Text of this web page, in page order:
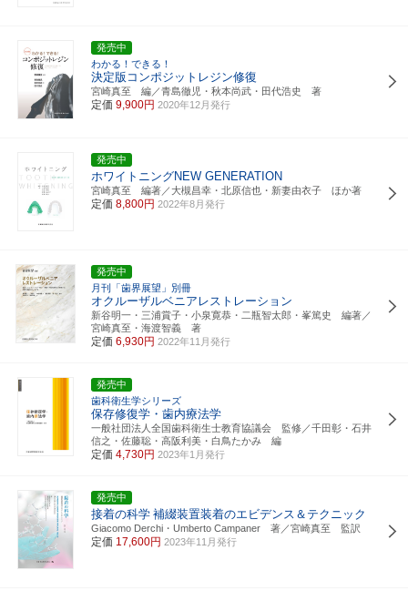
発売中
わかる！できる！
決定版コンポジットレジン修復
宮崎真至 編／青島徹児・秋本尚武・田代浩史 著
定価 9,900円 2020年12月発行
発売中
ホワイトニングNEW GENERATION
宮崎真至 編著／大槻昌幸・北原信也・新妻由衣子 ほか著
定価 8,800円 2022年8月発行
発売中
月刊「歯界展望」別冊
オクルーザルベニアレストレーション
新谷明一・三浦賞子・小泉寛恭・二瓶智太郎・峯篤史 編著／
宮崎真至・海渡智義 著
定価 6,930円 2022年11月発行
発売中
歯科衛生学シリーズ
保存修復学・歯内療法学
一般社団法人全国歯科衛生士教育協議会 監修／千田彰・石井
信之・佐藤聡・高阪利美・白鳥たかみ 編
定価 4,730円 2023年1月発行
発売中
接着の科学 補綴装置装着のエビデンス＆テクニック
Giacomo Derchi・Umberto Campaner 著／宮崎真至 監訳
定価 17,600円 2023年11月発行